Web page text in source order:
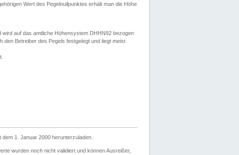
Wert des Pegelnullpunktes erhält man die Höhe
auf das amtliche Höhensystem DHHN92 bezogen
den Betreiber des Pegels festgelegt und liegt meist
1. Januar 2000 herunterzuladen.
wurden noch nicht validiert und können Ausreißer,